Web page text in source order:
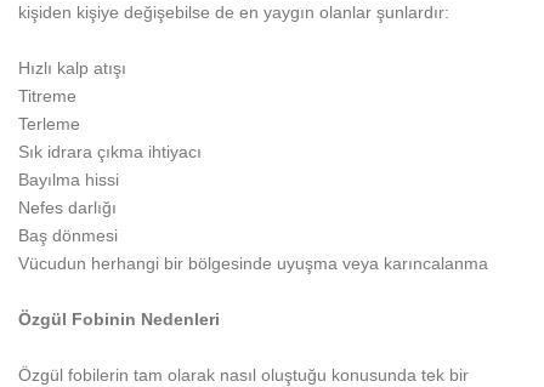
kişiden kişiye değişebilse de en yaygın olanlar şunlardır:
Hızlı kalp atışı
Titreme
Terleme
Sık idrara çıkma ihtiyacı
Bayılma hissi
Nefes darlığı
Baş dönmesi
Vücudun herhangi bir bölgesinde uyuşma veya karıncalanma
Özgül Fobinin Nedenleri
Özgül fobilerin tam olarak nasıl oluştuğu konusunda tek bir